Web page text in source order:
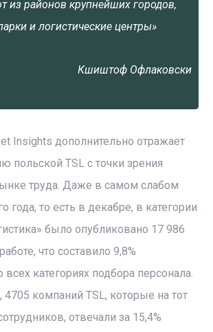
из районов крупнейших городов,
и логистические центры»
Кшиштоф Офлаковски
Insights дополнительно отражает
польской TSL с точки зрения
труда. Даже в самом слабом
года, то есть в декабре, в категории
было опубликовано 17 986
что составило 9,8%
категориях подбора персонала.
компаний TSL, которые на тот
отвечали за 15,4%